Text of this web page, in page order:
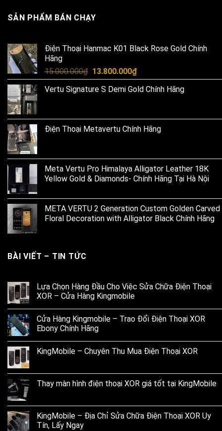
SẢN PHẨM BÁN CHẠY
Điện Thoại Hanmac K01 Black Rose Gold Chính
Hãng
15.000.000₫ Original
price
was:
13.800.000₫Current
price
is:
Vertu Signature S Demi Gold Chính Hãng
Điện Thoại Metavertu Chính Hãng
Meta Vertu Pro Himalaya Alligator Leather 18K
Yellow Gold & Diamonds- Chính Hãng Tại Hà Nội
META VERTU 2 Generation Custom Golden Carved
Floral Decoration with Alligator Black Chính Hãng
BÀI VIẾT – TIN TỨC
Lựa Chọn Hàng Đầu Cho Việc Sửa Chữa Điện Thoại
XOR – Cửa Hàng Kingmobile
Cửa Hàng Kingmobile – Trao Đổi Điện Thoại XOR
Ebony Chính Hãng
KingMobile – Chuyên Thu Mua Điện Thoại XOR
Thay màn hình điện thoại XOR giá tốt tại KingMobile
KingMobile – Địa Chỉ Sửa Chữa Điện Thoại XOR Uy
Tín, Lấy Ngay